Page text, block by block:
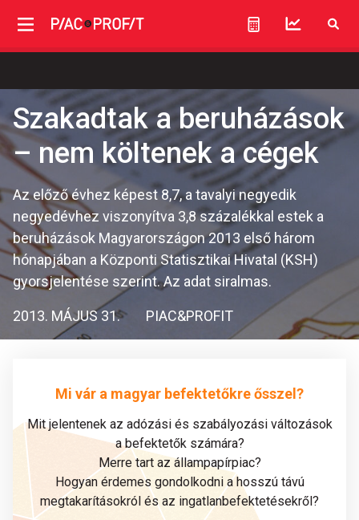
Szakadtak a beruházások
– nem költenek a cégek
Az előző évhez képest 8,7, a tavalyi negyedik
negyedévhez viszonyítva 3,8 százalékkal estek a
beruházások Magyarországon 2013 első három
hónapjában a Központi Statisztikai Hivatal (KSH)
gyorsjelentése szerint. Az adat siralmas.
2013. MÁJUS 31. PIAC&PROFIT
Mi vár a magyar befektetőkre ősszel?
Mit jelentenek az adózási és szabályozási változások
a befektetők számára?
Merre tart az állampapírpiac?
Hogyan érdemes gondolkodni a hosszú távú
megtakarításokról és az ingatlanbefektetésekről?